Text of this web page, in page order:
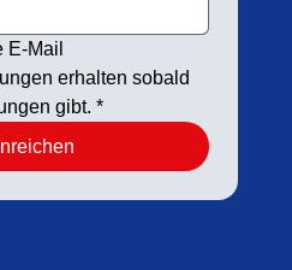
E-Mail
erhalten sobald
gibt. *